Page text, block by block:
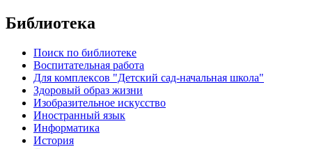
Библиотека
Поиск по библиотеке
Воспитательная работа
Для комплексов "Детский сад-начальная школа"
Здоровый образ жизни
Изобразительное искусство
Иностранный язык
Информатика
История